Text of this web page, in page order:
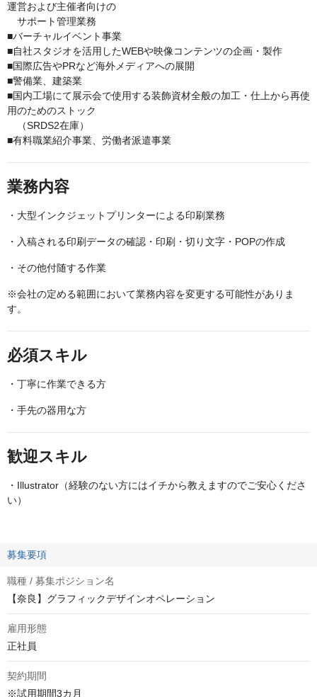
運営および主催者向けの
サポート管理業務
■バーチャルイベント事業
■自社スタジオを活用したWEBや映像コンテンツの企画・製作
■国際広告やPRなど海外メディアへの展開
■警備業、建築業
■国内工場にて展示会で使用する装飾資材全般の加工・仕上から再使
用のためのストック
（SRDS2在庫）
■有料職業紹介事業、労働者派遣事業
業務内容
・大型インクジェットプリンターによる印刷業務
・入稿される印刷データの確認・印刷・切り文字・POPの作成
・その他付随する作業
※会社の定める範囲において業務内容を変更する可能性がありま
す。
必須スキル
・丁寧に作業できる方
・手先の器用な方
歓迎スキル
・Illustrator（経験のない方にはイチから教えますのでご安心くださ
い）
募集要項
職種 / 募集ポジション名
【奈良】グラフィックデザインオペレーション
雇用形態
正社員
契約期間
※試用期間3カ月